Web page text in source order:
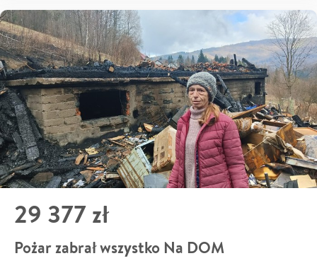
29 377 zł
Pożar zabrał wszystko Na DOM